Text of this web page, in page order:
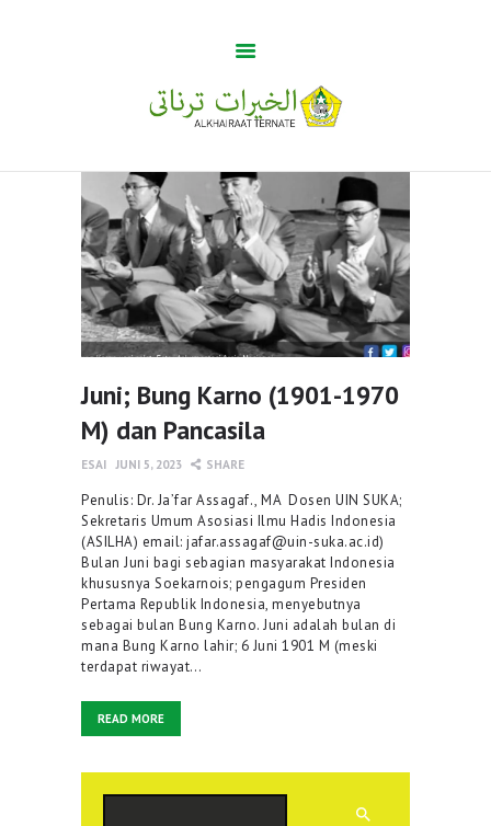
Home
Khabar
BUMA
Profile
Gallery
Juni; Bung Karno (1901-1970
M) dan Pancasila
ESAI JUNI 5, 2023 SHARE
Penulis: Dr. Ja’far Assagaf., MA Dosen UIN SUKA;
Sekretaris Umum Asosiasi Ilmu Hadis Indonesia
(ASILHA) email: jafar.assagaf@uin-suka.ac.id)
Bulan Juni bagi sebagian masyarakat Indonesia
khususnya Soekarnois; pengagum Presiden
Pertama Republik Indonesia, menyebutnya
sebagai bulan Bung Karno. Juni adalah bulan di
mana Bung Karno lahir; 6 Juni 1901 M (meski
terdapat riwayat…
READ MORE